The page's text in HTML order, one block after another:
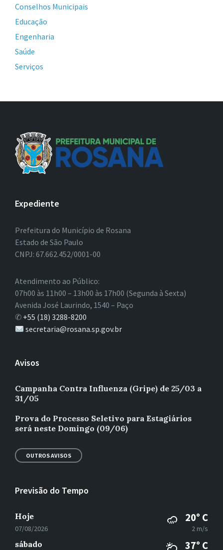
Conselhos Municipais
Educação
Engenharia
Saúde
Serviços
Expediente
Prefeitura do Município de Rosana
Estado de São Paulo
CNPJ: 67.662.452/0001-00
Atendimento ao Público:
07h00 às 11h00 – 13h00 às 17h00 (Segunda à Sexta)
Avenida José Laurindo, 1540 – Paço
✆ +55 (18) 3288-8200
secretaria@rosana.sp.gov.br
Avisos
Campanha Contra Influenza (Gripe) de 25/03 a
31/05
Prova do Processo Seletivo para Estagiários
será neste Domingo (09/06)
OUTROS AVISOS
Previsão do Tempo
Hoje
07/08/2026
20° C
2 m/s
sábado 37° C